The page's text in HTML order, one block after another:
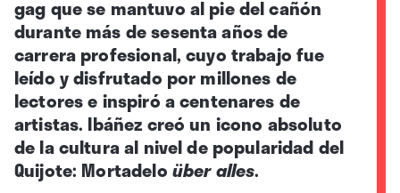
gag que se mantuvo al pie del cañón
durante más de sesenta años de
carrera profesional, cuyo trabajo fue
leído y disfrutado por millones de
lectores e inspiró a centenares de
artistas. Ibáñez creó un icono absoluto
de la cultura al nivel de popularidad del
Quijote: Mortadelo über alles.